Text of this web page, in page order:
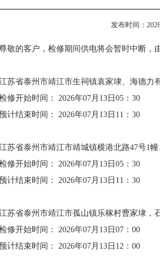
发布时间：
敬的客户，检修期间供电将会暂时中断，
苏省泰州市靖江市生祠镇袁家埭、海德
修开始时间： 2026年07月13日05：30
计结束时间： 2026年07月13日11：30
苏省泰州市靖江市靖城镇横港北路47号
修开始时间： 2026年07月13日05：30
计结束时间： 2026年07月13日11：30
苏省泰州市靖江市孤山镇乐稼村曹家埭
修开始时间： 2026年07月13日07：00
计结束时间： 2026年07月13日12：00